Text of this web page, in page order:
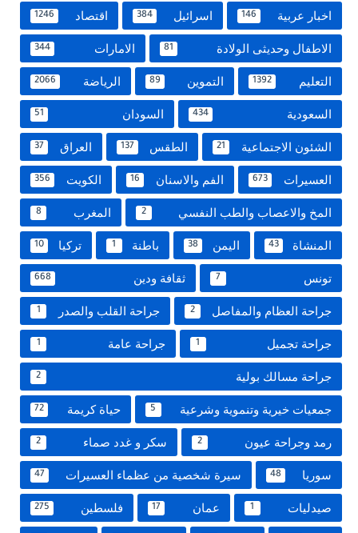
اخبار عربية 146 اسرائيل 384 اقتصاد 1246
الاطفال وحديثى الولادة 81 الامارات 344
التعليم 1392 التموين 89 الرياضة 2066
السعودية 434 السودان 51
الشئون الاجتماعية 21 الطقس 137 العراق 37
العسيرات 673 الفم والاسنان 16 الكويت 356
المخ والاعصاب والطب النفسي 2 المغرب 8
المنشاة 43 اليمن 38 باطنة 1 تركيا 10
تونس 7 ثقافة ودين 668
جراحة العظام والمفاصل 2 جراحة القلب والصدر 1
جراحة تجميل 1 جراحة عامة 1
جراحة مسالك بولية 2
جمعيات خيرية وتنموية وشرعية 5 حياة كريمة 72
رمد وجراحة عيون 2 سكر و غدد صماء 2
سوريا 48 سيرة شخصية من عظماء العسيرات 47
صيدليات 1 عمان 17 فلسطين 275